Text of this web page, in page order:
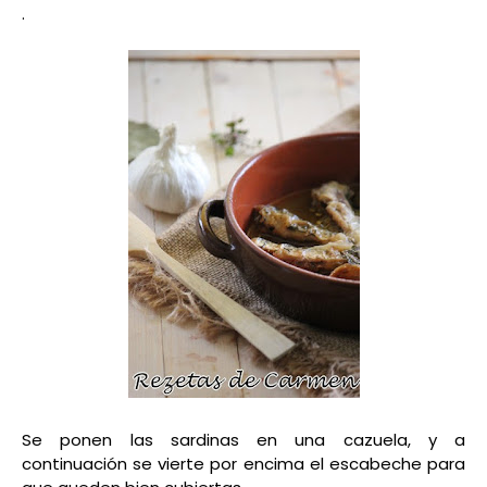
.
Se ponen las sardinas en una cazuela, y a
continuación se vierte por encima el escabeche para